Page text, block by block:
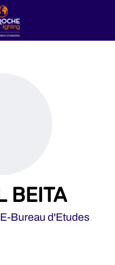
BEITA
Bureau d'Etudes